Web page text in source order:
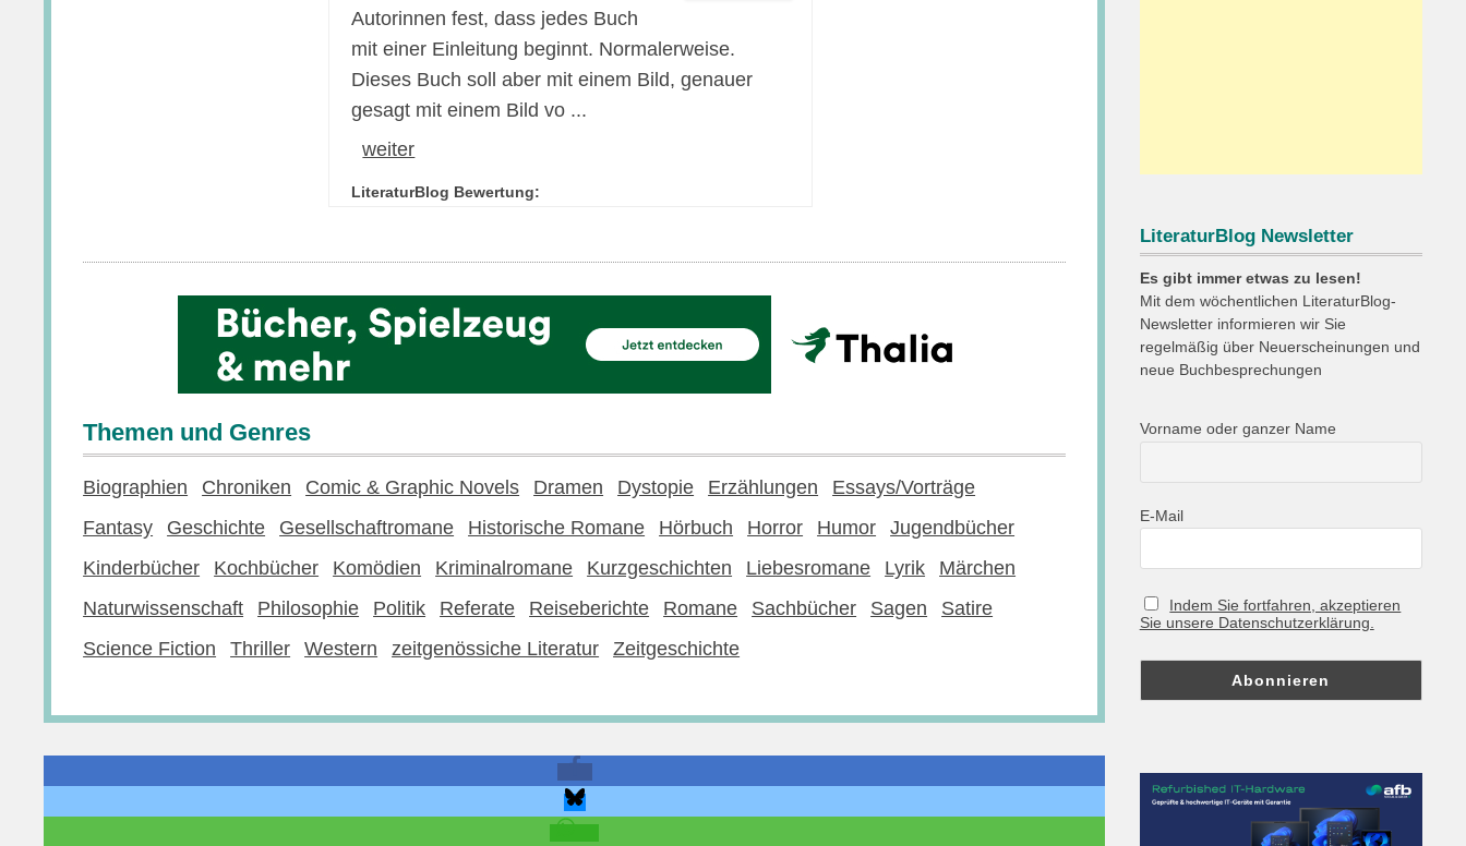
Autorinnen fest, dass jedes Buch
mit einer Einleitung beginnt. Normalerweise.
Dieses Buch soll aber mit einem Bild, genauer
gesagt mit einem Bild vo ...
weiter
LiteraturBlog Bewertung:
Themen und Genres
Biographien Chroniken Comic & Graphic Novels Dramen Dystopie Erzählungen
Essays/Vorträge
Fantasy
Geschichte Gesellschaftromane Historische Romane Hörbuch Horror Humor
Jugendbücher
Kinderbücher
Kochbücher Komödien Kriminalromane Kurzgeschichten Liebesromane Lyrik
Märchen
Naturwissenschaft
Philosophie Politik Referate Reiseberichte Romane Sachbücher Sagen
Satire
Science Fiction
Thriller Western zeitgenössiche Literatur Zeitgeschichte
LiteraturBlog Newsletter
Es gibt immer etwas zu lesen!
Mit dem wöchentlichen LiteraturBlog-
Newsletter informieren wir Sie
regelmäßig über Neuerscheinungen und
neue Buchbesprechungen
Vorname oder ganzer Name
E-Mail
Indem Sie fortfahren, akzeptieren
Sie unsere Datenschutzerklärung.